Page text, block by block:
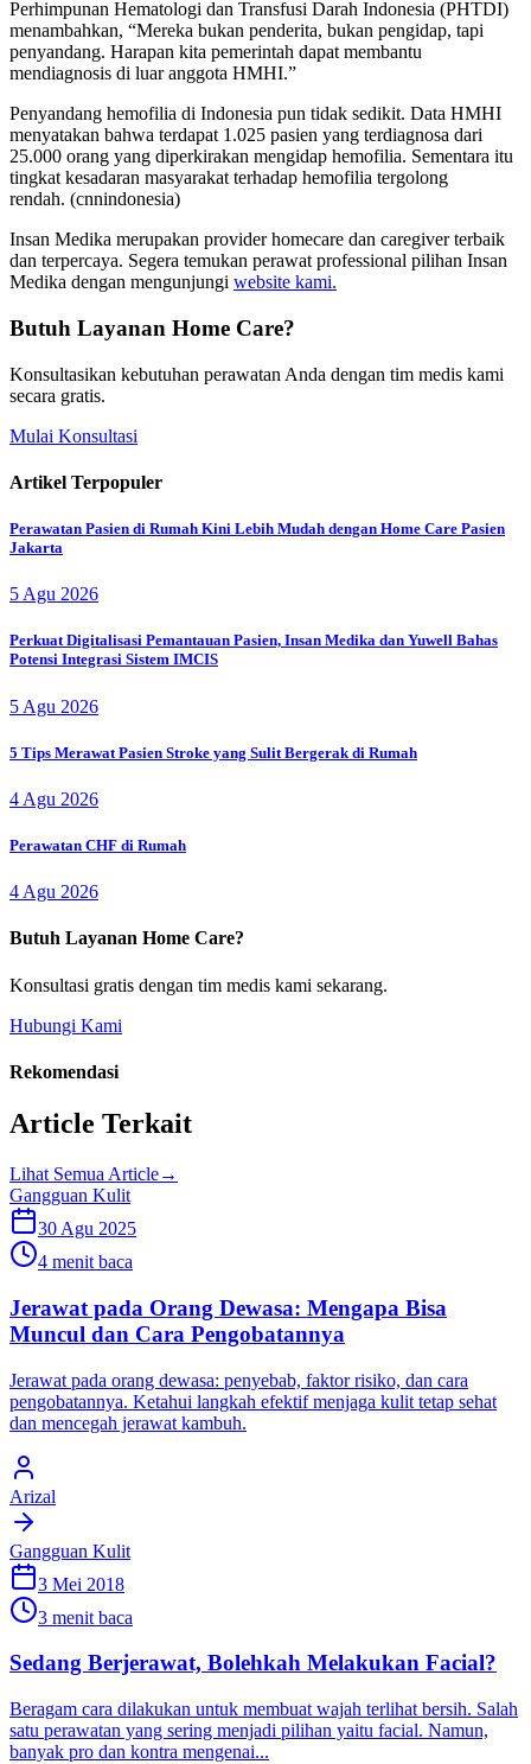
Perhimpunan Hematologi dan Transfusi Darah Indonesia (PHTDI)
menambahkan, “Mereka bukan penderita, bukan pengidap, tapi
penyandang. Harapan kita pemerintah dapat membantu
mendiagnosis di luar anggota HMHI.”
Penyandang hemofilia di Indonesia pun tidak sedikit. Data HMHI
menyatakan bahwa terdapat 1.025 pasien yang terdiagnosa dari
25.000 orang yang diperkirakan mengidap hemofilia. Sementara itu
tingkat kesadaran masyarakat terhadap hemofilia tergolong
rendah. (cnnindonesia)
Insan Medika merupakan provider homecare dan caregiver terbaik
dan terpercaya. Segera temukan perawat professional pilihan Insan
Medika dengan mengunjungi website kami.
Butuh Layanan Home Care?
Konsultasikan kebutuhan perawatan Anda dengan tim medis kami
secara gratis.
Mulai Konsultasi
Artikel Terpopuler
Perawatan Pasien di Rumah Kini Lebih Mudah dengan Home Care Pasien
Jakarta
5 Agu 2026
Perkuat Digitalisasi Pemantauan Pasien, Insan Medika dan Yuwell Bahas
Potensi Integrasi Sistem IMCIS
5 Agu 2026
5 Tips Merawat Pasien Stroke yang Sulit Bergerak di Rumah
4 Agu 2026
Perawatan CHF di Rumah
4 Agu 2026
Butuh Layanan Home Care?
Konsultasi gratis dengan tim medis kami sekarang.
Hubungi Kami
Rekomendasi
Article Terkait
Lihat Semua Article→
Gangguan Kulit
30 Agu 2025
4 menit baca
Jerawat pada Orang Dewasa: Mengapa Bisa
Muncul dan Cara Pengobatannya
Jerawat pada orang dewasa: penyebab, faktor risiko, dan cara
pengobatannya. Ketahui langkah efektif menjaga kulit tetap sehat
dan mencegah jerawat kambuh.
Arizal
Gangguan Kulit
3 Mei 2018
3 menit baca
Sedang Berjerawat, Bolehkah Melakukan Facial?
Beragam cara dilakukan untuk membuat wajah terlihat bersih. Salah
satu perawatan yang sering menjadi pilihan yaitu facial. Namun,
banyak pro dan kontra mengenai...